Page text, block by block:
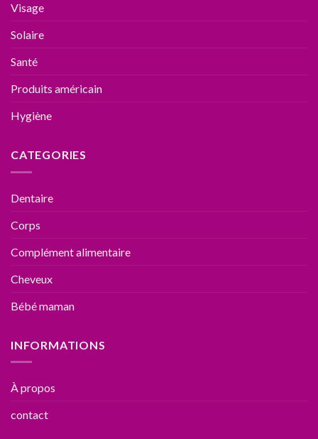
Visage
Solaire
Santé
Produits américain
Hygiène
CATEGORIES
Dentaire
Corps
Complément alimentaire
Cheveux
Bébé maman
INFORMATIONS
À propos
contact